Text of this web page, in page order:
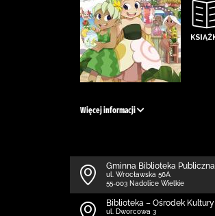
Więcej informacji
Gminna Biblioteka
ul. Wrocławska 56A
55-003 Nadolice Wielkie
Biblioteka – Ośrodek
ul. Dworcowa 3